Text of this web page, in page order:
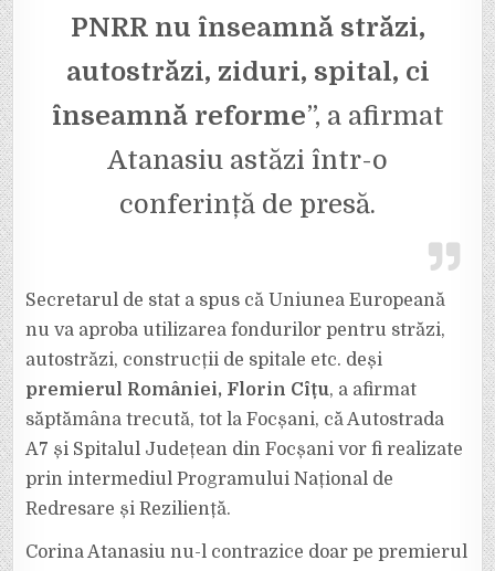
PNRR nu înseamnă străzi,
autostrăzi, ziduri, spital, ci
înseamnă reforme”, a afirmat
Atanasiu astăzi într-o
conferință de presă.
Secretarul de stat a spus că Uniunea Europeană
nu va aproba utilizarea fondurilor pentru străzi,
autostrăzi, construcții de spitale etc. deși
premierul României, Florin Cîțu, a afirmat
săptămâna trecută, tot la Focșani, că Autostrada
A7 și Spitalul Județean din Focșani vor fi realizate
prin intermediul Programului Național de
Redresare și Reziliență.
Corina Atanasiu nu-l contrazice doar pe premierul